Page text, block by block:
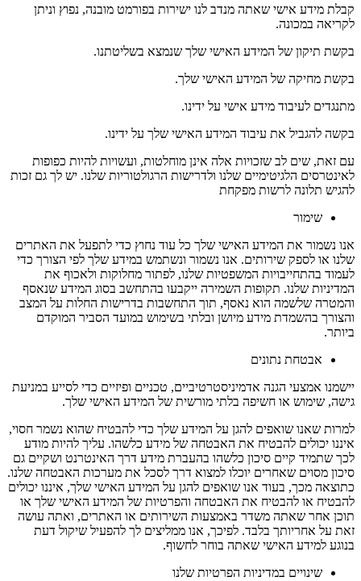
קבלת מידע אישי שאתה מנדב לנו ישירות בפורמט מובנה, נפוץ וניתן
לקריאה במכונה.
בקשת תיקון של המידע האישי שלך שנמצא בשליטתנו.
בקשת מחיקה של המידע האישי שלך.
מתנגדים לעיבוד מידע אישי על ידינו.
בקשה להגביל את עיבוד המידע האישי שלך על ידינו.
עם זאת, שים לב שזכויות אלה אינן מוחלטות, ועשויות להיות כפופות
לאינטרסים הלגיטימיים שלנו ולדרישות הרגולטוריות שלנו. יש לך גם זכות
להגיש תלונה לרשות מפקחת
שימור
אנו נשמור את המידע האישי שלך כל עוד נחוץ כדי לתפעל את האתרים
שלנו או לספק שירותים. אנו נשמור ונשתמש במידע שלך לפי הצורך כדי
לעמוד בהתחייבויות המשפטיות שלנו, לפתור מחלוקות ולאכוף את
המדיניות שלנו. תקופות השמירה ייקבעו בהתחשב בסוג המידע שנאסף
והמטרה שלשמה הוא נאסף, תוך התחשבות בדרישות החלות על המצב
והצורך בהשמדת מידע מיושן ובלתי בשימוש במועד הסביר המוקדם
ביותר.
אבטחת נתונים
יישמנו אמצעי הגנה אדמיניסטרטיביים, טכניים ופיזיים כדי לסייע במניעת
גישה, שימוש או חשיפה בלתי מורשית של המידע האישי שלך.
למרות שאנו שואפים להגן על המידע שלך כדי להבטיח שהוא נשמר חסוי,
איננו יכולים להבטיח את האבטחה של מידע כלשהו. עליך להיות מודע
לכך שתמיד קיים סיכון כלשהו בהעברת מידע דרך האינטרנט ושקיים גם
סיכון מסוים שאחרים יוכלו למצוא דרך לסכל את מערכות האבטחה שלנו.
כתוצאה מכך, בעוד אנו שואפים להגן על המידע האישי שלך, איננו יכולים
להבטיח או להבטיח את האבטחה והפרטיות של המידע האישי שלך או
תוכן אחר שאתה משדר באמצעות השירותים או האתרים, ואתה עושה
זאת על אחריותך בלבד. לפיכך, אנו ממליצים לך להפעיל שיקול דעת
בנוגע למידע האישי שאתה בוחר לחשוף.
שינויים במדיניות הפרטיות שלנו